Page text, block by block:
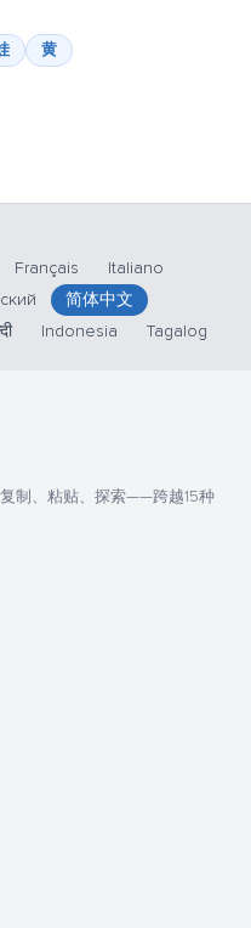
黄
Français
Italiano
简体中文
Indonesia Tagalog
制、粘贴、探索——跨越15种